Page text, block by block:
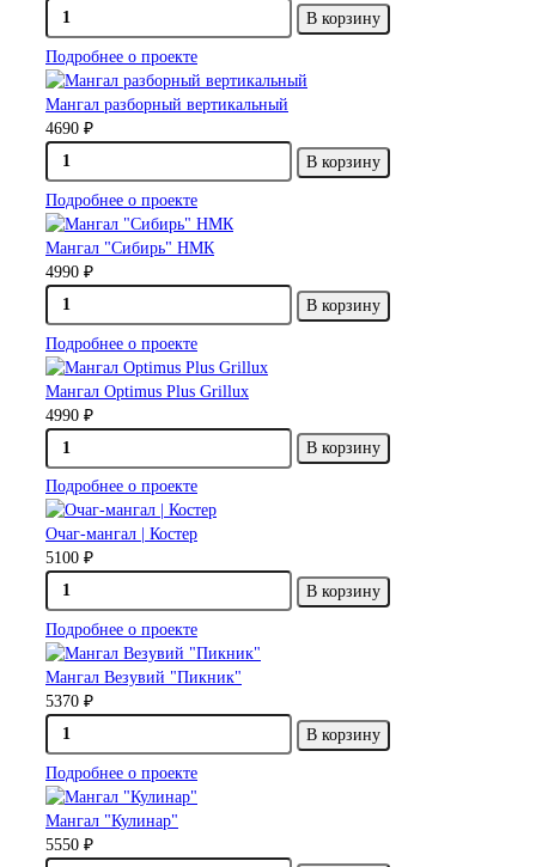
В корзину
Подробнее о проекте
Мангал разборный вертикальный
4690 ₽
В корзину
Подробнее о проекте
Мангал "Сибирь" НМК
4990 ₽
В корзину
Подробнее о проекте
Мангал Optimus Plus Grillux
4990 ₽
В корзину
Подробнее о проекте
Очаг-мангал | Костер
5100 ₽
В корзину
Подробнее о проекте
Мангал Везувий "Пикник"
5370 ₽
В корзину
Подробнее о проекте
Мангал "Кулинар"
5550 ₽